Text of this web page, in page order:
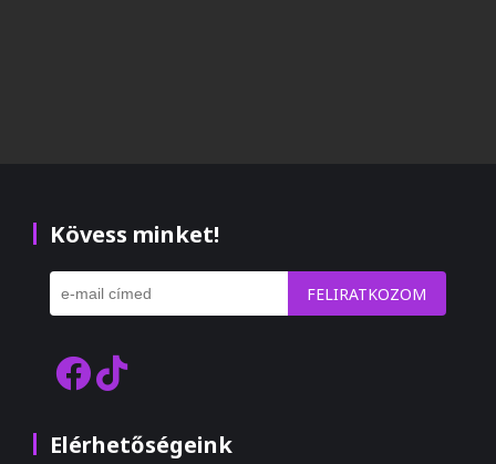
Kövess minket!
FELIRATKOZOM
Elérhetőségeink